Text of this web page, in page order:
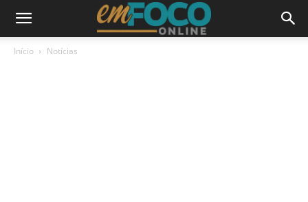
Início Notícias